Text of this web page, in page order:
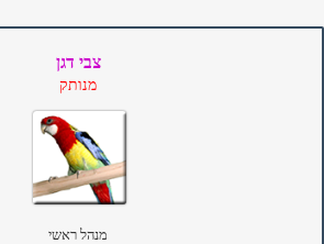
צבי דגן
מנותק
מנהל ראשי